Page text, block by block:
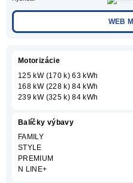
WEB
Motorizácie
125 kW (170 k) 63 kWh
168 kW (228 k) 84 kWh
239 kW (325 k) 84 kWh
Balíčky výbavy
FAMILY
STYLE
PREMIUM
N LINE+